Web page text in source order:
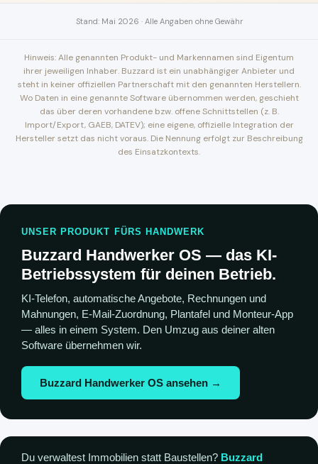
Stand: Mai 2026 · Alle Angaben ohne Gewähr
Hinweis: Alle genannten Produkt- und Markennamen sind Eigentum
ihrer jeweiligen Inhaber. Buzzard ist ein unabhängiger Anbieter und
steht in keiner offiziellen Partnerschaft mit den genannten Herstellern.
Wo Daten in eine genannte Software übernommen werden, geschieht
das über deren vorhandene bzw. offene Schnittstellen (z. B.
Import/Export, GAEB, DATEV); eine eigene, offizielle Integration der
Hersteller setzt das nicht voraus. Die Nennung erfolgt zur Beschreibung
des Einsatzkontexts.
UNSER PRODUKT FÜRS HANDWERK
Buzzard Handwerker OS — das KI-
Betriebssystem für deinen Betrieb.
KI-Telefon, automatische Angebote, Rechnungen und
Mahnungen, E-Mail-Zuordnung, Plantafel und Monteur-App
— alles in einem System. Den Umzug aus deiner alten
Software übernehmen wir.
Buzzard Handwerker OS ansehen →
Du verwaltest Immobilien statt Baustellen? Buzzard